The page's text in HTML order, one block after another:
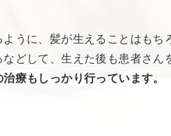
うに、髪が生えることはもち
どして、生えた後も患者さん
療もしっかり行っています。